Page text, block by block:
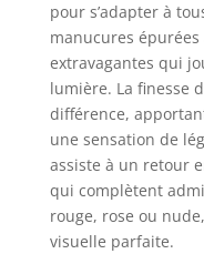
pour s’adapter à
manucures
extravagantes qui
lumière. La finesse
différence,
une sensation de
assiste à un retour
qui complètent
rouge, rose ou
visuelle parfaite.